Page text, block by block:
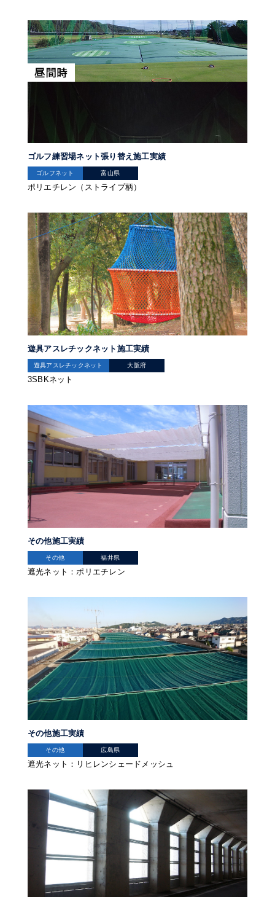
ゴルフ練習場ネット張り替え施工実績
ゴルフネット 富山県
ポリエチレン（ストライプ柄）
遊具アスレチックネット施工実績
遊具アスレチックネット 大阪府
3SBKネット
その他施工実績
その他 福井県
遮光ネット：ポリエチレン
その他施工実績
その他 広島県
遮光ネット：リヒレンシェードメッシュ